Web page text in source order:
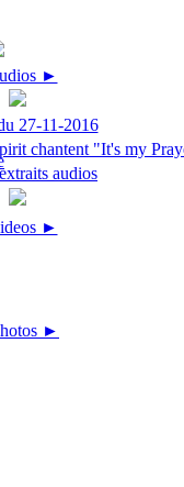
►
27-11-2016
chantent "It's my
audios
►
►